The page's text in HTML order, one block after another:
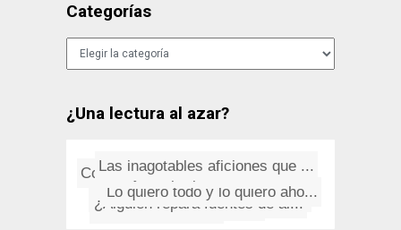
Categorías
Categorías
¿Una lectura al azar?
Novedades en Safari 3
Hoy me pregunto algunas cosas
Citas a cascoporro
El fin del helenismo
Con sueño no hace falta pijam...
Libros despechados
¿Alguien repara fuentes de al...
Lo quiero todo y lo quiero aho...
Construye tu propia red móvil
Las inagotables aficiones que ...